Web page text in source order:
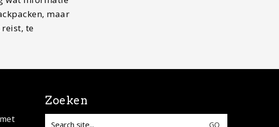
maar
te
Zoeken
Search